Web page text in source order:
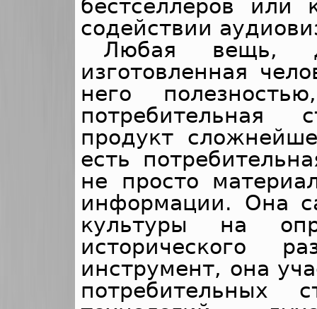
бестселлеров или
содействии
Любая вещь,
изготовленная
него
потребительная
продукт
есть
не просто
информации. Она
культуры на
исторического
инструмент, она
потребительных